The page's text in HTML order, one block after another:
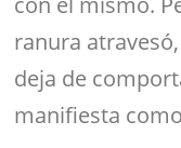
ranura
deja de
manifiesta